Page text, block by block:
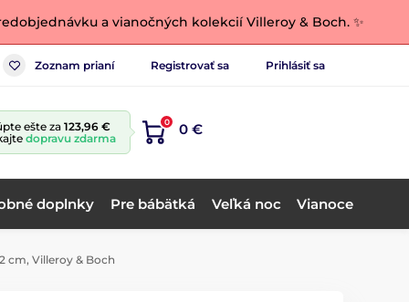
a vianočných kolekcií Villeroy & Boch. ✨
Zoznam prianí Registrovať sa Prihlásiť sa
ešte za 123,96 €
dopravu zdarma
0 0 €
doplnky Pre bábätká Veľká noc Vianoce
cm, Villeroy & Boch